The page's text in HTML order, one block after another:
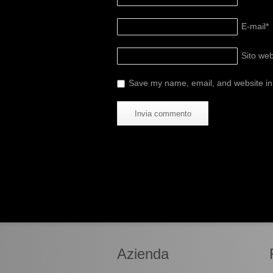
E-mail*
Sito
Save my name, email, and website
Azienda